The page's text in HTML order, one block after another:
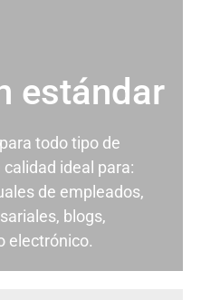
estándar
todo tipo de
ideal para:
de empleados,
blogs,
electrónico.